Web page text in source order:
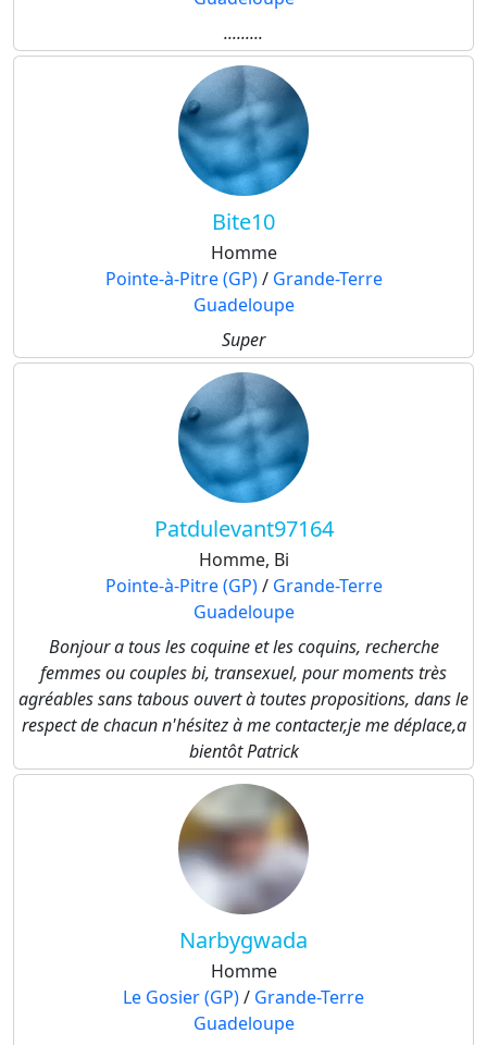
.........
Bite10
Homme
Pointe-à-Pitre (GP)/ Grande-Terre
Guadeloupe
Super
Patdulevant97164
Homme, Bi
Pointe-à-Pitre (GP)/ Grande-Terre
Guadeloupe
Bonjour a tous les coquine et les coquins, recherche
femmes ou couples bi, transexuel, pour moments très
agréables sans tabous ouvert à toutes propositions, dans le
respect de chacun n'hésitez à me contacter,je me déplace,a
bientôt Patrick
Narbygwada
Homme
Le Gosier (GP)/ Grande-Terre
Guadeloupe